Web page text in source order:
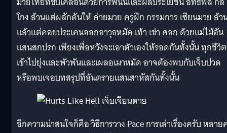
โกง ล้วนแต่ผลักดันให้ ค่ายมวย ครูฝึก กรรมการ เซียนมวย ล้ว
แล้วแต่คอยประเคนออกอาวุธหมัด เท้า เข่า ศอก ด้วยแม่ไม้อัน
แสนสกปรก เพียงเพื่อหวังจะเอาตัวเองให้รอดกันทั้งนั้น ทุกชีวิ
เข้าไปยุ่งและพัวพันและเผลอเมาหมัด อาจต้องพบกับเจ็บปวด
หรือพบเจอบทสรุปที่อันตรายแสนสาหัสกันทั้งนั้น
อีกความน่าสนใจก็คือ วิธีการวาง Pace การเล่าเรื่องครับ หลา